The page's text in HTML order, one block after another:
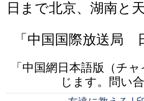
日まで北京、湖南と
「中国国際放送
「中国網日本語版（チ
じます。問い